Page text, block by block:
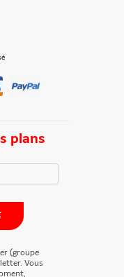
que ces
(groupe
donner suite à
de votre ami.
d’email indésirable.
ne sont utilisées que
plus, consultez
plans
(groupe
Vous